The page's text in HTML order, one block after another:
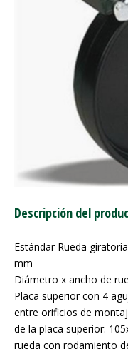
Descripción del
Estándar Rueda
mm
Diámetro x ancho de
Placa superior con 4
entre orificios de
de la placa superior:
rueda con rodamiento